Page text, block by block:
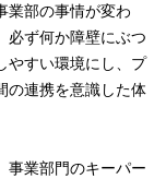
業部の事情が変わ
必ず何か障壁にぶつ
やすい環境にし、プ
の連携を意識した体
事業部門のキーパー